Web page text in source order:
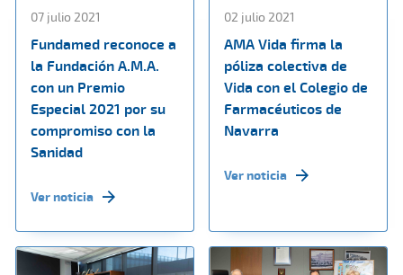
07 julio 2021
Fundamed reconoce a
la Fundación A.M.A.
con un Premio
Especial 2021 por su
compromiso con la
Sanidad
Ver noticia
02 julio 2021
AMA Vida firma la
póliza colectiva de
Vida con el Colegio de
Farmacéuticos de
Navarra
Ver noticia